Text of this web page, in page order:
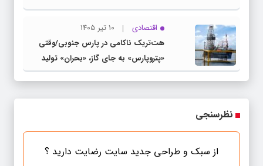
اقتصادی
10 تیر 1405
هت‌تریک ناکامی در پارس جنوبی/وقتی
«پتروپارس» به جای گاز، «بحران» تولید
می‌کند
نظرسنجی
از سبک و طراحی جدید سایت رضایت دارید ؟